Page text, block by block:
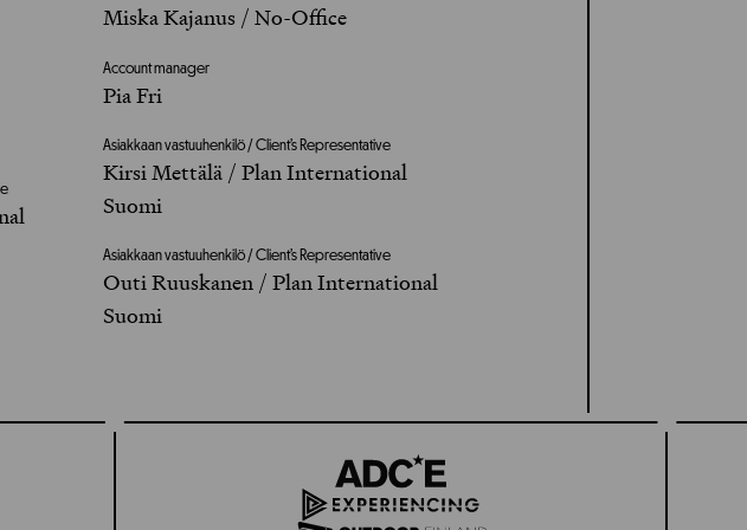
Miska Kajanus / No-Office
Account manager
Pia Fri
Asiakkaan vastuuhenkilö / Client’s Representative
Kirsi Mettälä / Plan International
Suomi
Asiakkaan vastuuhenkilö / Client’s Representative
Outi Ruuskanen / Plan International
Suomi